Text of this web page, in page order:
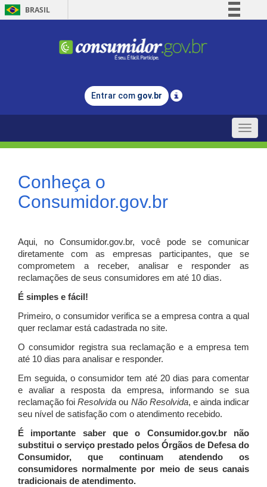
BRASIL
Comunica BR
Legislação
Entrar com gov.br
Toggle
Conheça o
Consumidor.gov.br
Aqui, no Consumidor.gov.br, você pode se comunicar
diretamente com as empresas participantes, que se
comprometem a receber, analisar e responder as
reclamações de seus consumidores em até 10 dias.
É simples e fácil!
Primeiro, o consumidor verifica se a empresa contra a qual
quer reclamar está cadastrada no site.
O consumidor registra sua reclamação e a empresa tem
até 10 dias para analisar e responder.
Em seguida, o consumidor tem até 20 dias para comentar
e avaliar a resposta da empresa, informando se sua
reclamação foiResolvida ou Não Resolvida, e ainda indicar
seu nível de satisfação com o atendimento recebido.
É importante saber que o Consumidor.gov.br não
substitui o serviço prestado pelos Órgãos de Defesa do
Consumidor, que continuam atendendo os
consumidores normalmente por meio de seus canais
tradicionais de atendimento.